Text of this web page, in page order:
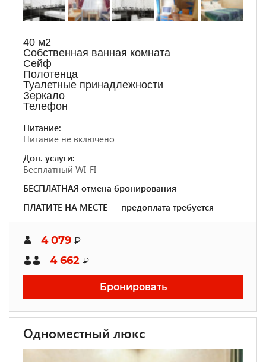
40 м2
Собственная ванная комната
Сейф
Полотенца
Туалетные принадлежности
Зеркало
Телефон
Питание:
Питание не включено
Доп. услуги:
Бесплатный WI-FI
БЕСПЛАТНАЯ отмена бронирования
ПЛАТИТЕ НА МЕСТЕ — предоплата требуется
4 079 ₽
4 662 ₽
Бронировать
Одноместный люкс